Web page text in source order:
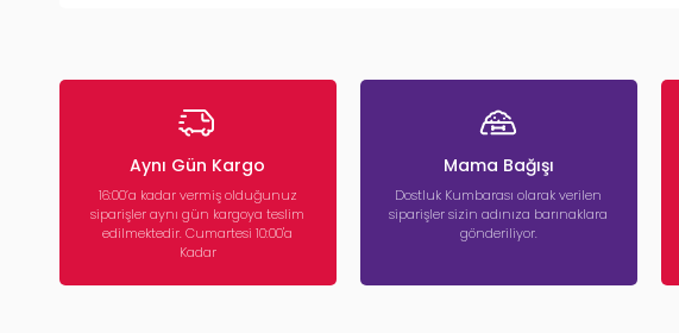
Aynı Gün Kargo
16:00’a kadar vermiş olduğunuz
siparişler aynı gün kargoya teslim
edilmektedir. Cumartesi 10:00'a
Kadar
Mama Bağışı
Dostluk Kumbarası olarak verilen
siparişler sizin adınıza barınaklara
gönderiliyor.